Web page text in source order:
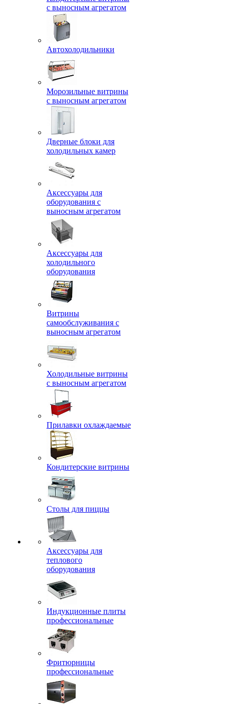
с выносным агрегатом
Автохолодильники
Морозильные витрины
с выносным агрегатом
Дверные блоки для
холодильных камер
Аксессуары для
оборудования с
выносным агрегатом
Аксессуары для
холодильного
оборудования
Витрины
самообслуживания с
выносным агрегатом
Холодильные витрины
с выносным агрегатом
Прилавки охлаждаемые
Кондитерские витрины
Столы для пиццы
Аксессуары для
теплового
оборудования
Индукционные плиты
профессиональные
Фритюрницы
профессиональные